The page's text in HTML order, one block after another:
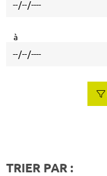
à
TRIER PAR :